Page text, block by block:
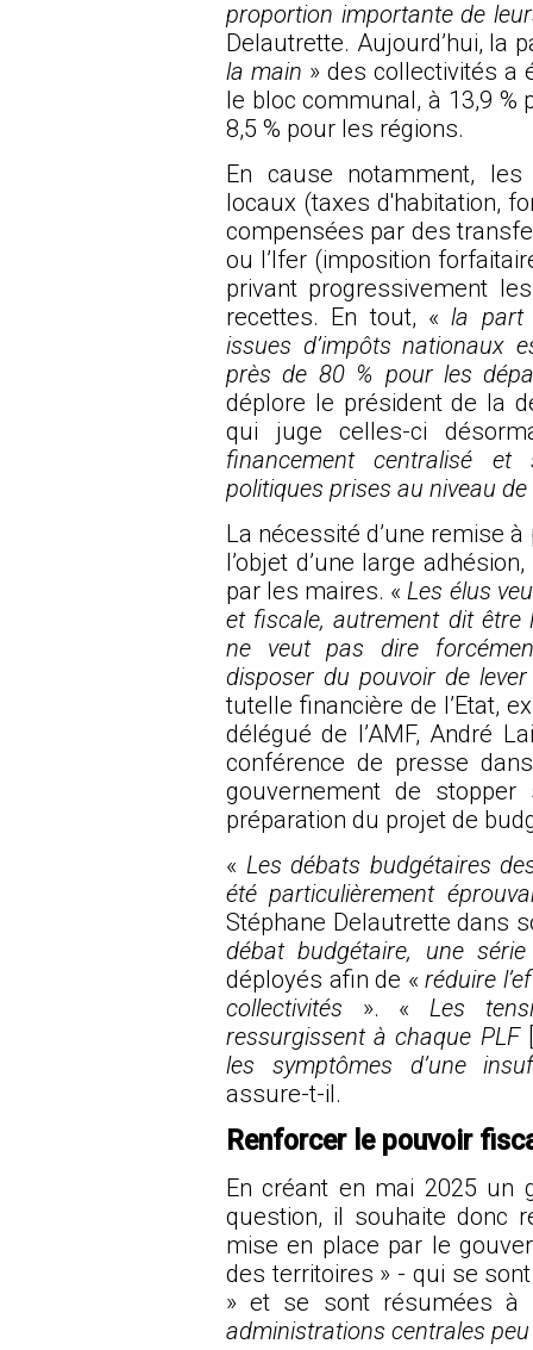
proportion importante de
Delautrette. Aujourd’hui, la
la main » des collectivités a
le bloc communal, à 13,9
8,5 % pour les régions.
En cause notamment,
locaux (taxes d'habitation,
compensées par des
ou l’Ifer (imposition
privant progressivement
recettes. En tout, « la part
issues d’impôts nationaux
près de 80 % pour les
déplore le président de la
qui juge celles-ci
financement centralisé et
politiques prises au niveau de
La nécessité d’une remise
l’objet d’une large
par les maires. « Les élus
et fiscale, autrement dit être
ne veut pas dire
disposer du pouvoir de
tutelle financière de l’Etat,
délégué de l’AMF, André
conférence de presse
gouvernement de
préparation du projet de
« Les débats budgétaires
été particulièrement
Stéphane Delautrette dans
débat budgétaire, une
déployés afin de «réduire
collectivités ». « Les
ressurgissent à chaque PLF
les symptômes d’une
assure-t-il.
Renforcer le pouvoir
En créant en mai 2025 un
question, il souhaite donc
mise en place par le
des territoires » - qui se
» et se sont résumées
administrations centrales